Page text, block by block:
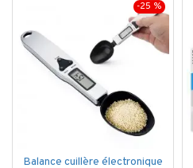
-25 %
Balance cuillère électronique